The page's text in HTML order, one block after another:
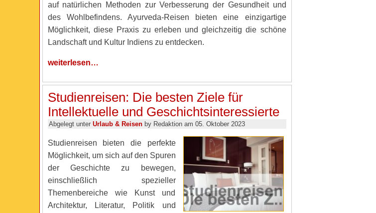
auf natürlichen Methoden zur Verbesserung der Gesundheit und
des Wohlbefindens. Ayurveda-Reisen bieten eine einzigartige
Möglichkeit, diese Praxis zu erleben und gleichzeitig die schöne
Landschaft und Kultur Indiens zu entdecken.
weiterlesen…
Studienreisen: Die besten Ziele für
Intellektuelle und Geschichtsinteressierte
Abgelegt unter Urlaub & Reisenby Redaktion am 05. Oktober 2023
Studienreisen bieten die perfekte
Möglichkeit, um sich auf den Spuren
der Geschichte zu bewegen,
einschließlich spezieller
Themenbereiche wie Kunst und
Architektur, Literatur, Politik und